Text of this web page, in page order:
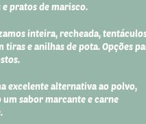
pratos de marisco.
inteira, recheada,
tiras e anilhas de pota. Opções
excelente alternativa ao polvo,
sabor marcante e carne